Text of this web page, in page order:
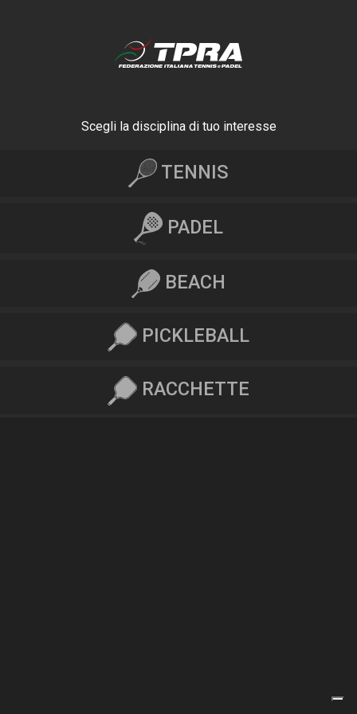
Scegli la disciplina di tuo interesse
TENNIS
PADEL
BEACH
PICKLEBALL
RACCHETTE